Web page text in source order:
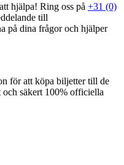
hjälpa! Ring oss på +31 (0)
till
på dina frågor och hjälper
för att köpa biljetter till de
och säkert 100% officiella